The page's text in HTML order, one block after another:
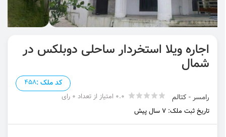
اجاره ویلا استخردار ساحلی دوبلکس در
شمال
کد ملک :458
رامسر - کتالم
0.0 امتیاز از تعداد 0 رای
تاریخ ثبت ملک: 7 سال پیش